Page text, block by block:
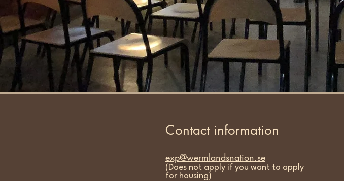
Contact information
exp@wermlandsnation.se
(Does not apply if you want to apply
for housing)